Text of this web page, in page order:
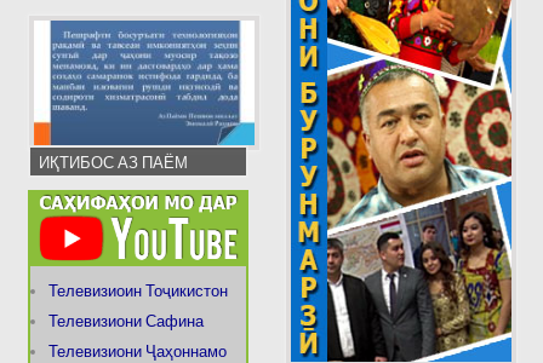
ИҚТИБОС АЗ ПАЁМ
Телевизиоин Тоҷикистон
Телевизиони Сафина
Телевизиони Ҷаҳоннамо